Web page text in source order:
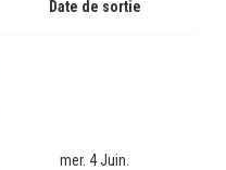
Date de sortie
mer. 4 Juin.